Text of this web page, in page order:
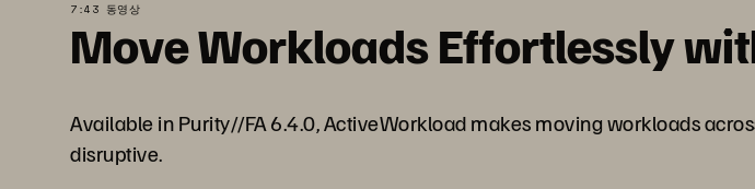
7:43 동영상
Move Workloads Effortlessly
Available in Purity//FA 6.4.0, ActiveWorkload makes moving workloads
disruptive.